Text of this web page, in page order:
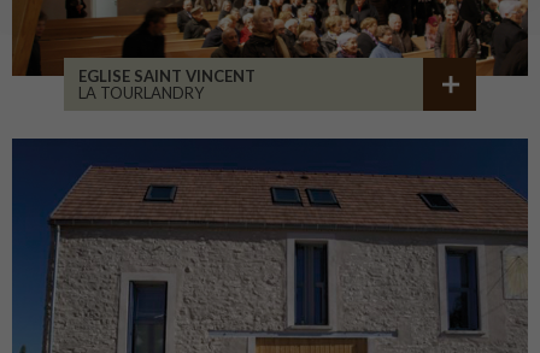
EGLISE SAINT VINCENT
LA TOURLANDRY